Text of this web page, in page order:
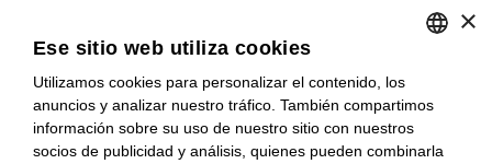
Cuida tu negocio.
Suscríbase a nuestro boletín para mantenerse al día.
INSCRÍBASE
ITALIAN
FRENCH
×
Ese sitio web utiliza cookies
Utilizamos cookies para personalizar el contenido, los
anuncios y analizar nuestro tráfico. También compartimos
información sobre su uso de nuestro sitio con nuestros
socios de publicidad y análisis, quienes pueden combinarla